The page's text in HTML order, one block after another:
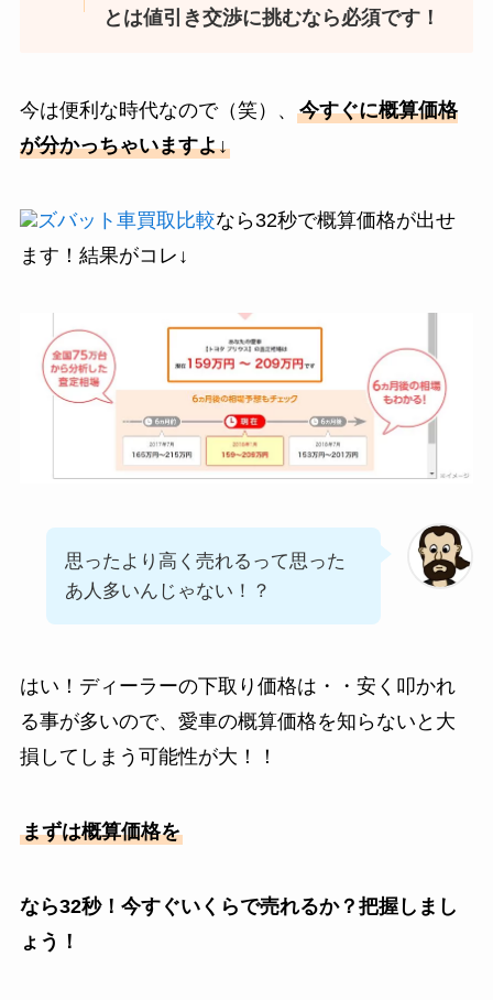
とは値引き交渉に挑むなら必須です！
今は便利な時代なので（笑）、 今すぐに概算価格
が分かっちゃいますよ↓
ズバット車買取比較なら32秒で概算価格が出せ
ます！結果がコレ↓
思ったより高く売れるって思った
あ人多いんじゃない！？
はい！ディーラーの下取り価格は・・安く叩かれ
る事が多いので、愛車の概算価格を知らないと大
損してしまう可能性が大！！
まずは概算価格を
なら32秒！今すぐいくらで売れるか？把握しまし
ょう！